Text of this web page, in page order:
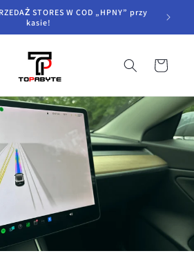
STORES W COD „HPNY” przy
kasie!
Wózek